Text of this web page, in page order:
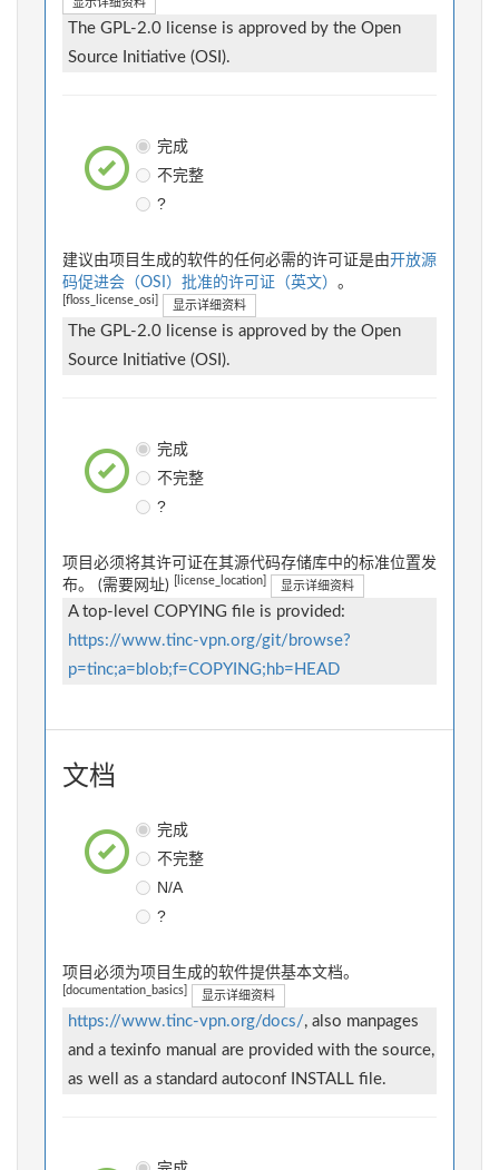
显示详细资料
The GPL-2.0 license is approved by the Open
Source Initiative (OSI).
完成
不完整
?
建议由项目生成的软件的任何必需的许可证是由开放源
码促进会（OSI）批准的许可证（英文） 。
[floss_license_osi] 显示详细资料
The GPL-2.0 license is approved by the Open
Source Initiative (OSI).
完成
不完整
?
项目必须将其许可证在其源代码存储库中的标准位置发
布。 (需要网址)
[license_location] 显示详细资料
A top-level COPYING file is provided:
https://www.tinc-vpn.org/git/browse?
p=tinc;a=blob;f=COPYING;hb=HEAD
文档
完成
不完整
N/A
?
项目必须为项目生成的软件提供基本文档。
[documentation_basics] 显示详细资料
https://www.tinc-vpn.org/docs/, also manpages
and a texinfo manual are provided with the source,
as well as a standard autoconf INSTALL file.